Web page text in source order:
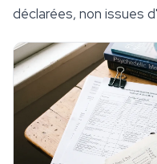
déclarées, non issues